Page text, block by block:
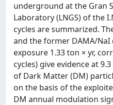
underground at the Gran
Laboratory (LNGS) of the
cycles are summarized.
and the former DAMA/NaI
exposure 1.33 ton × yr,
cycles) give evidence at
of Dark Matter (DM)
on the basis of the
DM annual modulation